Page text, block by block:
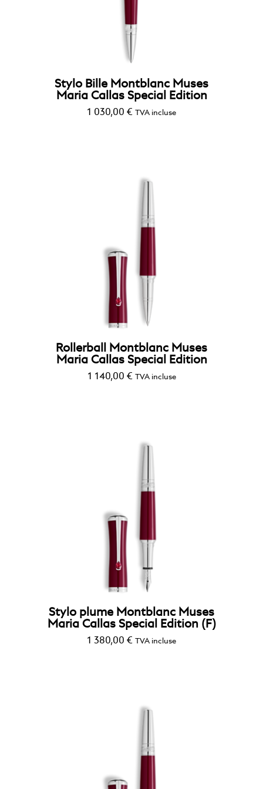
Stylo Bille Montblanc Muses
Maria Callas Special Edition
1 030,00 € TVA incluse
Rollerball Montblanc Muses
Maria Callas Special Edition
1 140,00 € TVA incluse
Stylo plume Montblanc Muses
Maria Callas Special Edition (F)
1 380,00 € TVA incluse